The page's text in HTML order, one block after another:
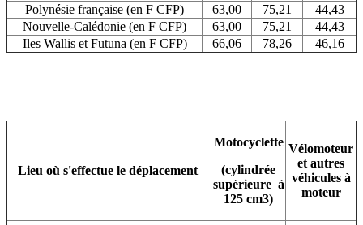
Polynésie française (en F CFP) 63,00 75,21
44,43
Nouvelle-Calédonie (en F CFP)
63,00 75,21
44,43
Iles Wallis et Futuna (en F CFP)
66,06 78,26 46,16
Lieu où s'effectue le déplacement
Motocyclette
(cylindrée
supérieure à
125 cm3)
Vélomoteur
et autres
véhicules à
moteur